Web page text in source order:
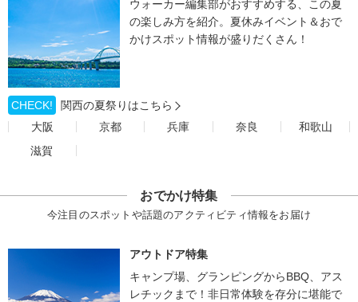
ウォーカー編集部がおすすめする、この夏
の楽しみ方を紹介。夏休みイベント＆おで
かけスポット情報が盛りだくさん！
CHECK!
関西の夏祭りはこちら
大阪
京都 兵庫 奈良
和歌山
滋賀
おでかけ特集
今注目のスポットや話題のアクティビティ情報をお届け
アウトドア特集
キャンプ場、グランピングからBBQ、アス
レチックまで！非日常体験を存分に堪能で